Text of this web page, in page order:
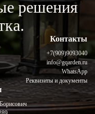
решения
Контакты
+7(909)9093040
info@gqarden.ru
WhatsApp
Реквизиты и документы